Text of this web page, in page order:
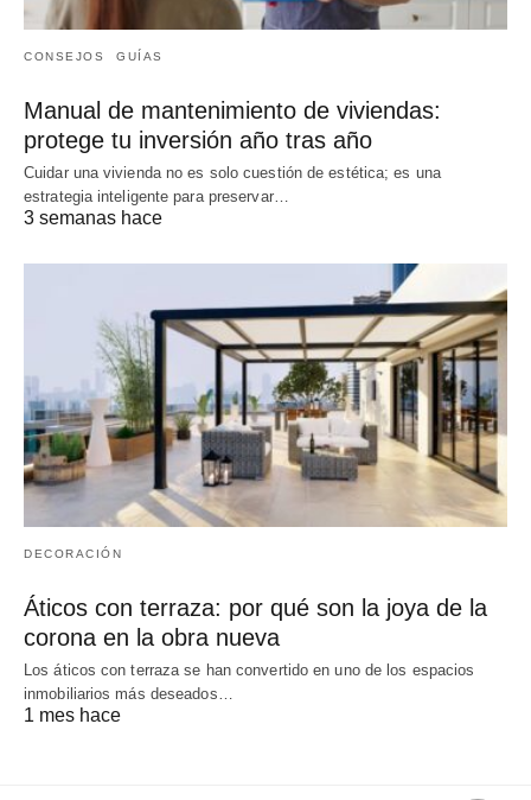
CONSEJOS GUÍAS
Manual de mantenimiento de viviendas:
protege tu inversión año tras año
Cuidar una vivienda no es solo cuestión de estética; es una
estrategia inteligente para preservar…
3 semanas hace
DECORACIÓN
Áticos con terraza: por qué son la joya de la
corona en la obra nueva
Los áticos con terraza se han convertido en uno de los espacios
inmobiliarios más deseados…
1 mes hace